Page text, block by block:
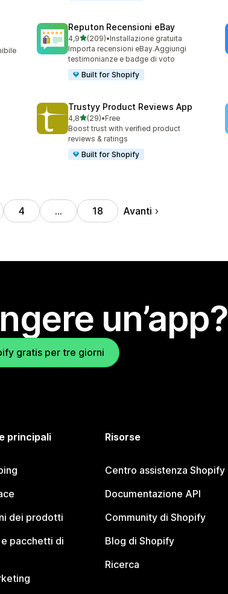
Reputon Recensioni eBay
4,9stelle su 5
(209)
209 recensioni totali
•Installazione gratuita
Importa recensioni eBay.Aggiungi
testimonianze e badge di voto
Built for Shopify
Trustyy Product Reviews App
4,8stelle su 5
(29)
29 recensioni totali
•Free
Boost trust with verified product
reviews & ratings
Built for Shopify
4 … 18 Avanti
un’app?
gratis per tre giorni
principali
dei prodotti
pacchetti di
Risorse
Centro assistenza Shopify
Documentazione API
Community di Shopify
Blog di Shopify
Ricerca